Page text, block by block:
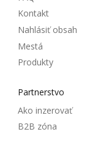
Kontakt
Nahlásiť obsah
Mestá
Produkty
Partnerstvo
Ako inzerovať
B2B zóna